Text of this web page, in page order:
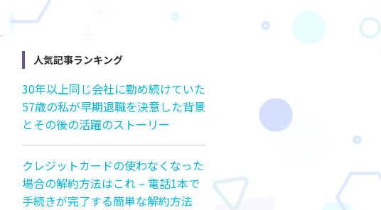
人気記事ランキング
30年以上同じ会社に勤め続けていた
57歳の私が早期退職を決意した背景
とその後の活躍のストーリー
クレジットカードの使わなくなった
場合の解約方法はこれ – 電話1本で
手続きが完了する簡単な解約方法